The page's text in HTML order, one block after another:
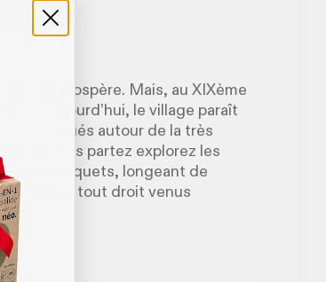
bourg prospère. Mais, au XIXème
? Aujourd’hui, le village paraît
situés autour de la très
nique. Puis partez explorez les
en bosquets, longeant de
laineux tout droit venus